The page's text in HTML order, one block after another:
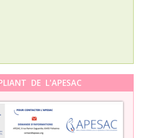
DE L'APESAC